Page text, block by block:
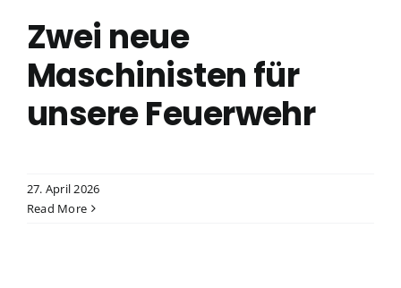
Zwei neue
Maschinisten für
unsere Feuerwehr
27. April 2026
Read More